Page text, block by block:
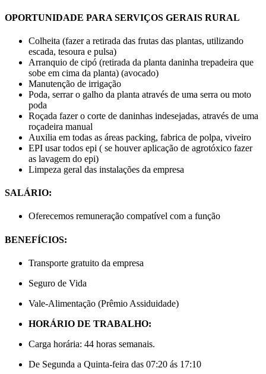
OPORTUNIDADE PARA SERVIÇOS GERAIS RURAL
Colheita (fazer a retirada das frutas das plantas, utilizando
escada, tesoura e pulsa)
Arranquio de cipó (retirada da planta daninha trepadeira que
sobe em cima da planta) (avocado)
Manutenção de irrigação
Poda, serrar o galho da planta através de uma serra ou moto
poda
Roçada fazer o corte de daninhas indesejadas, através de uma
roçadeira manual
Auxilia em todas as áreas packing, fabrica de polpa, viveiro
EPI usar todos epi ( se houver aplicação de agrotóxico fazer
as lavagem do epi)
Limpeza geral das instalações da empresa
SALÁRIO:
Oferecemos remuneração compatível com a função
BENEFÍCIOS:
Transporte gratuito da empresa
Seguro de Vida
Vale-Alimentação (Prêmio Assiduidade)
HORÁRIO DE TRABALHO:
Carga horária: 44 horas semanais.
De Segunda a Quinta-feira das 07:20 ás 17:10